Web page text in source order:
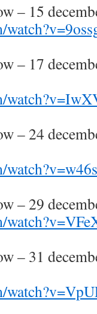
– 15
– 17
– 24
– 29
– 31